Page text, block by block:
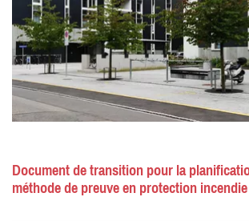
Document de transition pour la
méthode de preuve en protection incendie